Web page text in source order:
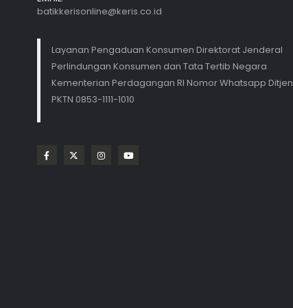
batikkerisonline@keris.co.id
Layanan Pengaduan Konsumen Direktorat Jenderal
Perlindungan Konsumen dan Tata Tertib Negara
Kementerian Perdagangan RI Nomor Whatsapp Ditjen
PKTN 0853-1111-1010